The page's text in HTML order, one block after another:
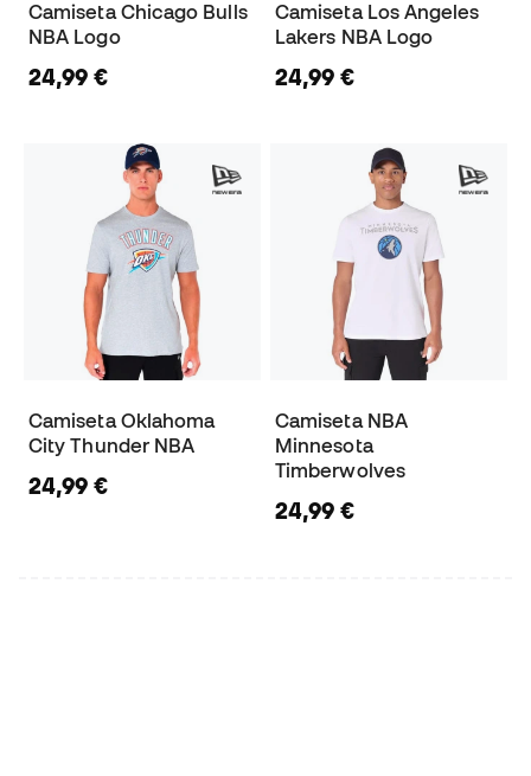
Camiseta Chicago Bulls
NBA Logo
24,99 €
Camiseta Los Angeles
Lakers NBA Logo
24,99 €
Camiseta Oklahoma
City Thunder NBA
24,99 €
Camiseta NBA
Minnesota
Timberwolves
24,99 €